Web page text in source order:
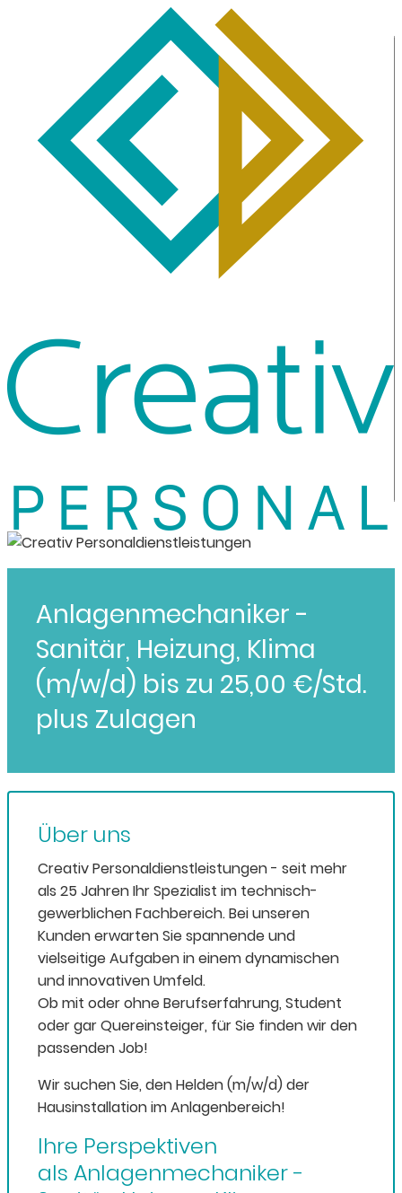
Anlagenmechaniker -
Sanitär, Heizung, Klima
(m/w/d) bis zu 25,00 €/Std.
plus Zulagen
Über uns
Creativ Personaldienstleistungen - seit mehr
als 25 Jahren Ihr Spezialist im technisch-
gewerblichen Fachbereich. Bei unseren
Kunden erwarten Sie spannende und
vielseitige Aufgaben in einem dynamischen
und innovativen Umfeld.
Ob mit oder ohne Berufserfahrung, Student
oder gar Quereinsteiger, für Sie finden wir den
passenden Job!
Wir suchen Sie, den Helden (m/w/d) der
Hausinstallation im Anlagenbereich!
Ihre Perspektiven
als Anlagenmechaniker -